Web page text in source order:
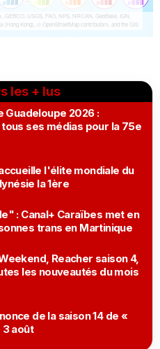
les + lus
Guadeloupe 2026 :
ses médias pour la 75e
l'élite mondiale du
la 1ère
: Canal+ Caraïbes met en
trans en Martinique
Reacher saison 4,
les nouveautés du mois
de la saison 14 de «
3 août